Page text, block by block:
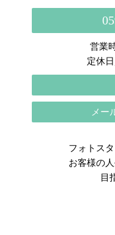
営業
定休
メー
フォトス
お客様の
目